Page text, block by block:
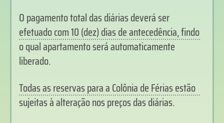
O pagamento total das diárias deverá ser
efetuado com 10 (dez) dias de antecedência, findo
o qual apartamento será automaticamente
liberado.
Todas as reservas para a Colônia de Férias estão
sujeitas à alteração nos preços das diárias.